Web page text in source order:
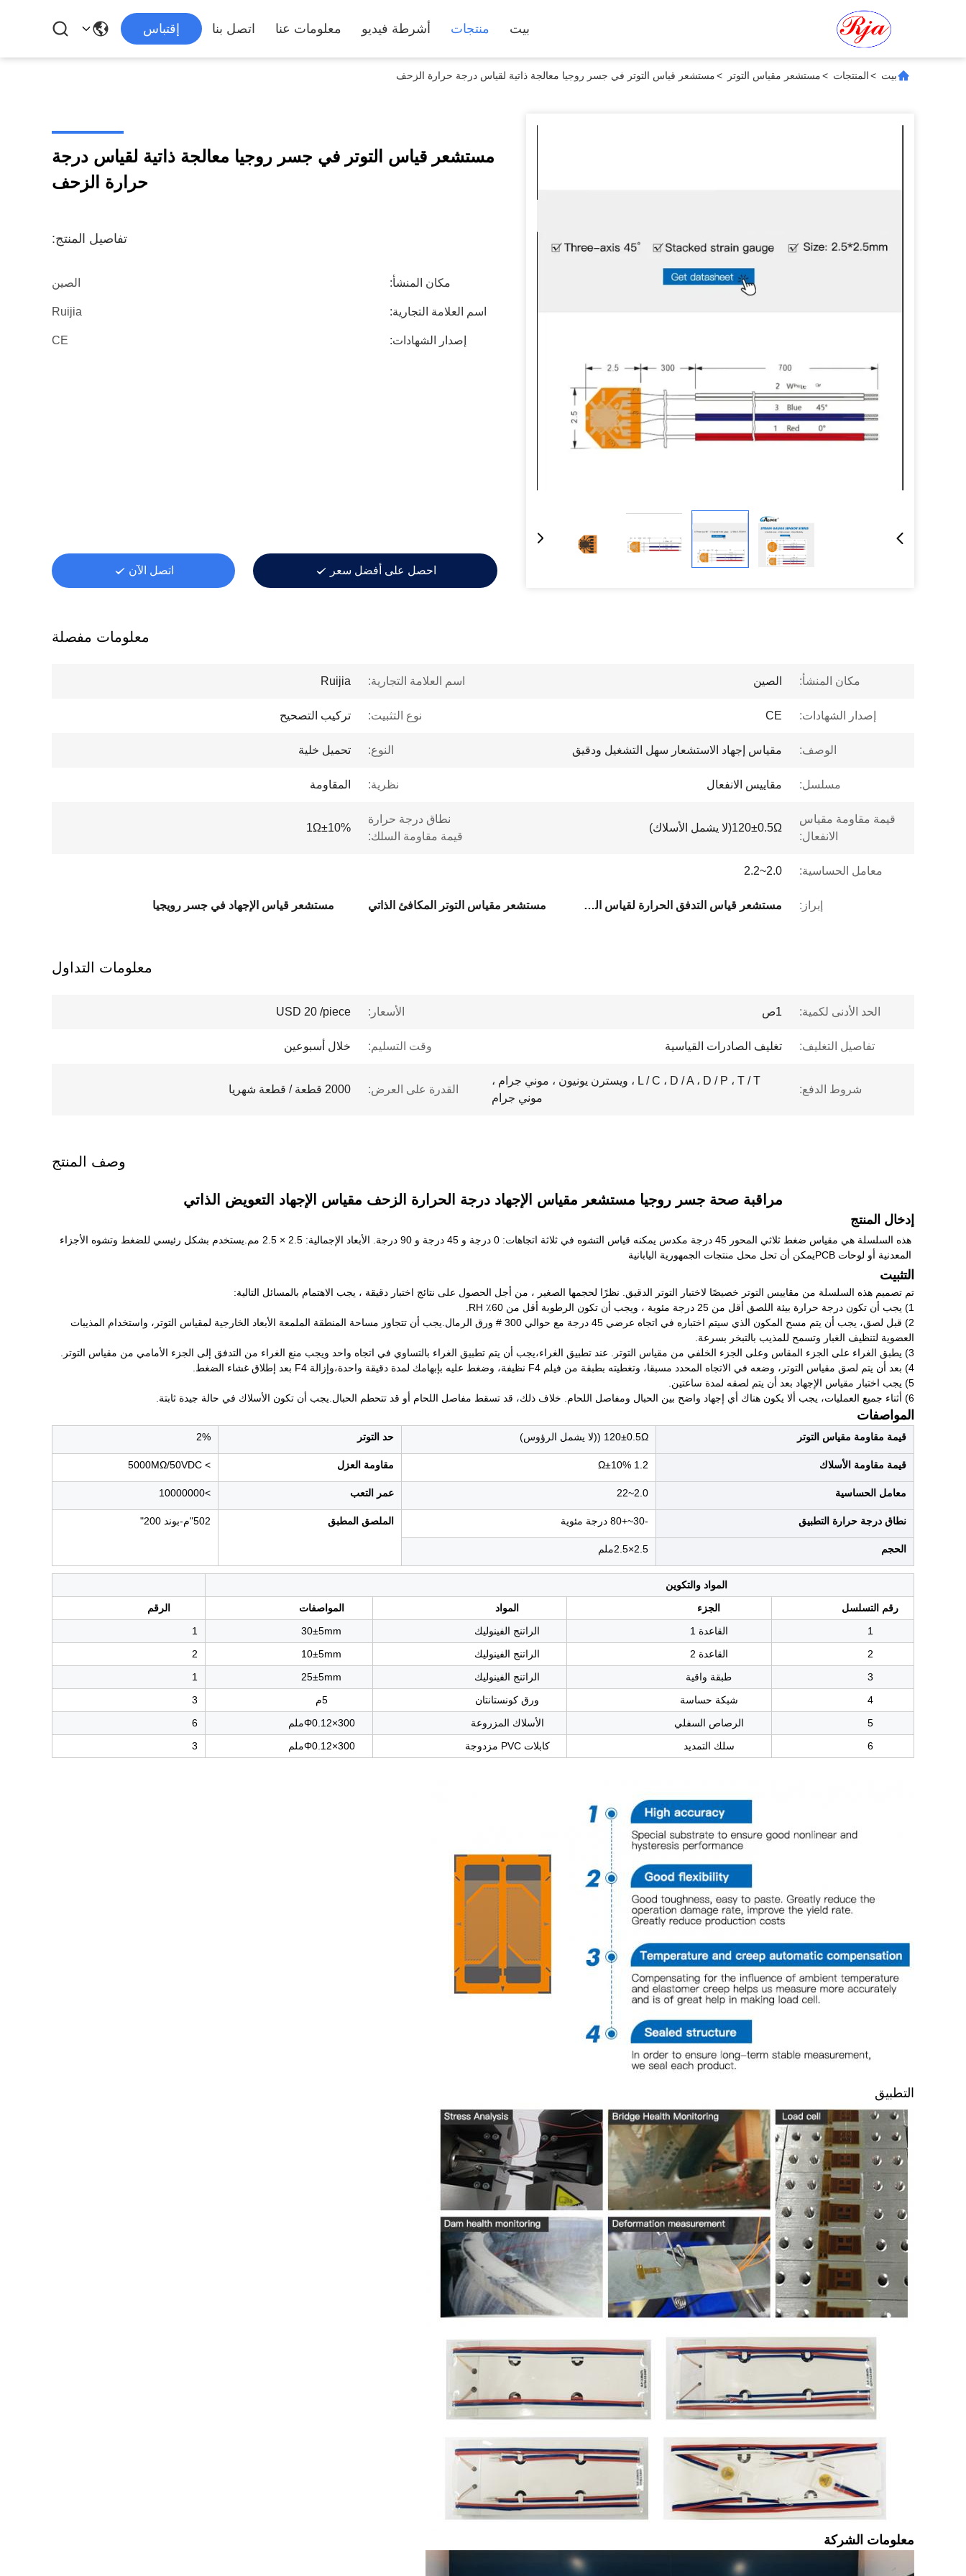
بيت منتجات أشرطة فيديو معلومات عنا اتصل بنا إقتباس
بيت >المنتجات >مستشعر مقياس التوتر >مستشعر قياس التوتر في جسر روجيا معالجة ذاتية لقياس درجة حرارة الزحف
مستشعر قياس التوتر في جسر روجيا معالجة ذاتية لقياس درجة
حرارة الزحف
تفاصيل المنتج:
مكان المنشأ: الصين
اسم العلامة التجارية: Ruijia
إصدار الشهادات: CE
احصل على أفضل سعر اتصل الآن
معلومات مفصلة
مكان المنشأ: الصين اسم العلامة التجارية: Ruijia
إصدار الشهادات: CE نوع التثبيت: تركيب التصحيح
الوصف: مقياس إجهاد الاستشعار سهل التشغيل ودقيق النوع: تحميل خلية
مسلسل: مقاييس الانفعال نظرية: المقاومة
قيمة مقاومة مقياس
الانفعال:
120±0.5Ω(لا يشمل الأسلاك)
نطاق درجة حرارة
قيمة مقاومة السلك:
1Ω±10%
معامل الحساسية: 2.0~2.2
إبراز: مستشعر قياس التدفق الحرارة لقياس التوتر مستشعر مقياس التوتر المكافئ الذاتي مستشعر قياس الإجهاد في جسر رويجيا
معلومات التداول
الحد الأدنى لكمية: 1ص الأسعار: USD 20 /piece
تفاصيل التغليف: تغليف الصادرات القياسية وقت التسليم: خلال أسبوعين
شروط الدفع:
L / C ، D / A ، D / P ، T / T ، ويسترن يونيون ، موني جرام ،
موني جرام
القدرة على العرض: 2000 قطعة / قطعة شهريا
وصف المنتج
مراقبة صحة جسر روجيا مستشعر مقياس الإجهاد درجة الحرارة الزحف مقياس الإجهاد التعويض الذاتي
إدخال المنتج
هذه السلسلة هي مقياس ضغط ثلاثي المحور 45 درجة مكدس يمكنه قياس التشوه في ثلاثة اتجاهات: 0 درجة و 45 درجة و 90 درجة. الأبعاد الإجمالية: 2.5 × 2.5 مم.يستخدم بشكل رئيسي للضغط وتشوه الأجزاء
المعدنية أو لوحات PCBيمكن أن تحل محل منتجات الجمهورية اليابانية
التثبيت
تم تصميم هذه السلسلة من مقاييس التوتر خصيصًا لاختبار التوتر الدقيق. نظرًا لحجمها الصغير ، من أجل الحصول على نتائج اختبار دقيقة ، يجب الاهتمام بالمسائل التالية:
1) يجب أن تكون درجة حرارة بيئة اللصق أقل من 25 درجة مئوية ، ويجب أن تكون الرطوبة أقل من 60٪ RH.
2) قبل لصق، يجب أن يتم مسح المكون الذي سيتم اختباره في اتجاه عرضي 45 درجة مع حوالي 300 # ورق الرمال.يجب أن تتجاوز مساحة المنطقة الملمعة الأبعاد الخارجية لمقياس التوتر، واستخدام المذيبات
العضوية لتنظيف الغبار وتسمح للمذيب بالتبخر بسرعة.
3) يطبق الغراء على الجزء المقاس وعلى الجزء الخلفي من مقياس التوتر. عند تطبيق الغراء،يجب أن يتم تطبيق الغراء بالتساوي في اتجاه واحد ويجب منع الغراء من التدفق إلى الجزء الأمامي من مقياس التوتر.
4) بعد أن يتم لصق مقياس التوتر، وضعه في الاتجاه المحدد مسبقا، وتغطيته بطبقة من فيلم F4 نظيفة، وضغط عليه بإبهامك لمدة دقيقة واحدة،وإزالة F4 بعد إطلاق غشاء الضغط.
5) يجب اختبار مقياس الإجهاد بعد أن يتم لصقه لمدة ساعتين.
6) أثناء جميع العمليات، يجب ألا يكون هناك أي إجهاد واضح بين الحبال ومفاصل اللحام. خلاف ذلك، قد تسقط مفاصل اللحام أو قد تتحطم الحبال.يجب أن تكون الأسلاك في حالة جيدة ثابتة.
المواصفات
قيمة مقاومة مقياس التوتر 120±0.5Ω ((لا يشمل الرؤوس) حد التوتر 2%
قيمة مقاومة الأسلاك 1.2 Ω±10% مقاومة العزل > 5000MΩ/50VDC
معامل الحساسية 2.0~22 عمر التعب >10000000
نطاق درجة حرارة التطبيق -30~+80 درجة مئوية الملصق المطبق 502"م-بوند 200"
الحجم 2.5×2.5ملم
المواد والتكوين
رقم التسلسل
الجزء المواد المواصفات
الرقم
1
القاعدة 1 الراتنج الفينوليك 30±5mm
1
2
القاعدة 2 الراتنج الفينوليك 10±5mm
2
3
طبقة واقية الراتنج الفينوليك 25±5mm
1
4
شبكة حساسة ورق كونستانتان 5م
3
5
الرصاص السفلي الأسلاك المزروعة Φ0.12×300ملم
6
6
سلك التمديد كابلات PVC مزدوجة Φ0.12×300ملم 3
التطبيق
معلومات الشركة